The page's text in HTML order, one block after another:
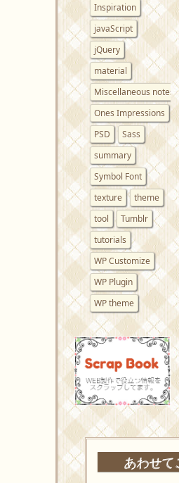
Inspiration
javaScript
jQuery
material
Miscellaneous notes
Ones Impressions
PSD
Sass
summary
Symbol Font
texture
theme
tool
Tumblr
tutorials
WP Customize
WP Plugin
WP theme
あわせて